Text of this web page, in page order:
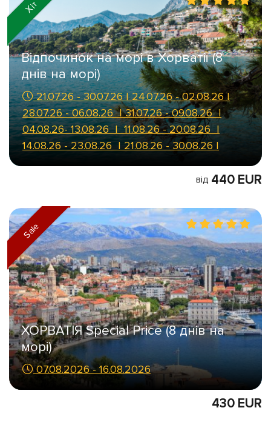
Хіт
Відпочинок на морі в Хорватії (8
днів на морі)
21.07.26 - 30.07.26 | 24.07.26 - 02.08.26 |
28.07.26 - 06.08.26 | 31.07.26 - 09.08.26 |
04.08.26- 13.08.26 | 11.08.26 - 20.08.26 |
14.08.26 - 23.08.26 | 21.08.26 - 30.08.26 |
від 440 EUR
Sale
ХОРВАТІЯ Special Price (8 днів на
морі)
07.08.2026 - 16.08.2026
430 EUR